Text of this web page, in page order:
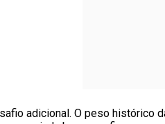
adicional. O peso histórico